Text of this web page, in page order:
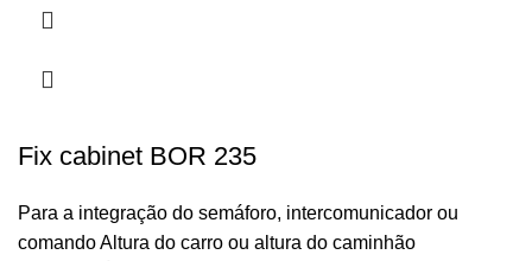
Fix cabinet BOR 235
Para a integração do semáforo, intercomunicador ou
comando Altura do carro ou altura do caminhão